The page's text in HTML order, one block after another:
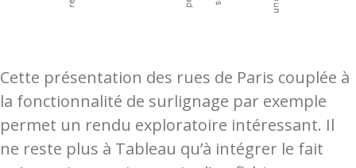
Cette présentation des rues de Paris couplée à
la fonctionnalité de surlignage par exemple
permet un rendu exploratoire intéressant. Il
ne reste plus à Tableau qu’à intégrer le fait